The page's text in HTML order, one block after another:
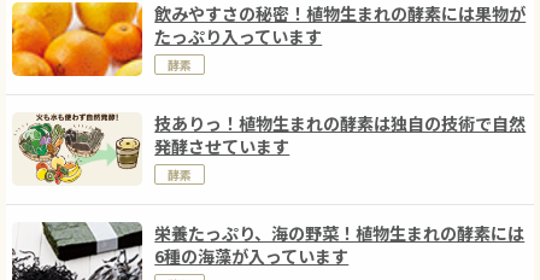
飲みやすさの秘密！植物生まれの酵素には果物が
たっぷり入っています
酵素
技ありっ！植物生まれの酵素は独自の技術で自然
発酵させています
酵素
栄養たっぷり、海の野菜！植物生まれの酵素には
6種の海藻が入っています